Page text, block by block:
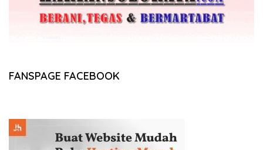
FANSPAGE FACEBOOK